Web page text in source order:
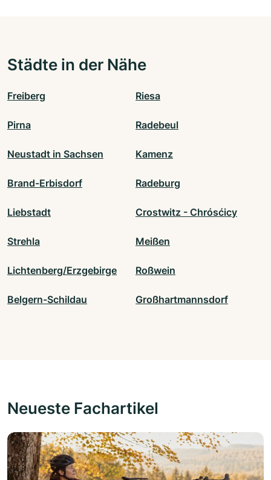
Städte in der Nähe
Freiberg Riesa
Pirna Radebeul
Neustadt in Sachsen Kamenz
Brand-Erbisdorf Radeburg
Liebstadt Crostwitz - Chrósćicy
Strehla Meißen
Lichtenberg/Erzgebirge Roßwein
Belgern-Schildau Großhartmannsdorf
Neueste Fachartikel